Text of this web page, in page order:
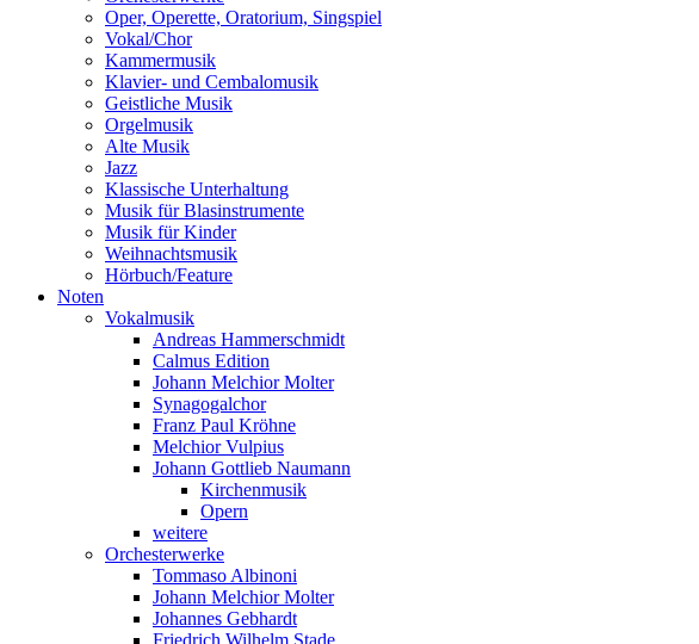
Oper, Operette, Oratorium, Singspiel
Vokal/Chor
Kammermusik
Klavier- und Cembalomusik
Geistliche Musik
Orgelmusik
Alte Musik
Jazz
Klassische Unterhaltung
Musik für Blasinstrumente
Musik für Kinder
Weihnachtsmusik
Hörbuch/Feature
Noten
Vokalmusik
Andreas Hammerschmidt
Calmus Edition
Johann Melchior Molter
Synagogalchor
Franz Paul Kröhne
Melchior Vulpius
Johann Gottlieb Naumann
Kirchenmusik
Opern
weitere
Orchesterwerke
Tommaso Albinoni
Johann Melchior Molter
Johannes Gebhardt
Friedrich Wilhelm Stade